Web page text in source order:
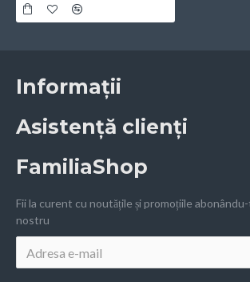
Informații
Asistență clienți
FamiliaShop
Fii la curent cu noutățile și promoțiile
nostru